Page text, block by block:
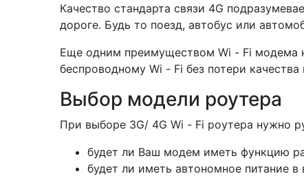
Качество стандарта связи 4G
дороге. Будь то поезд, автобус или
Еще одним преимуществом Wi - Fi модема
беспроводному Wi - Fi без потери
Выбор модели роутера
При выборе 3G/ 4G Wi - Fi роутера нужно
будет ли Ваш модем иметь функцию
будет ли иметь автономное питание в